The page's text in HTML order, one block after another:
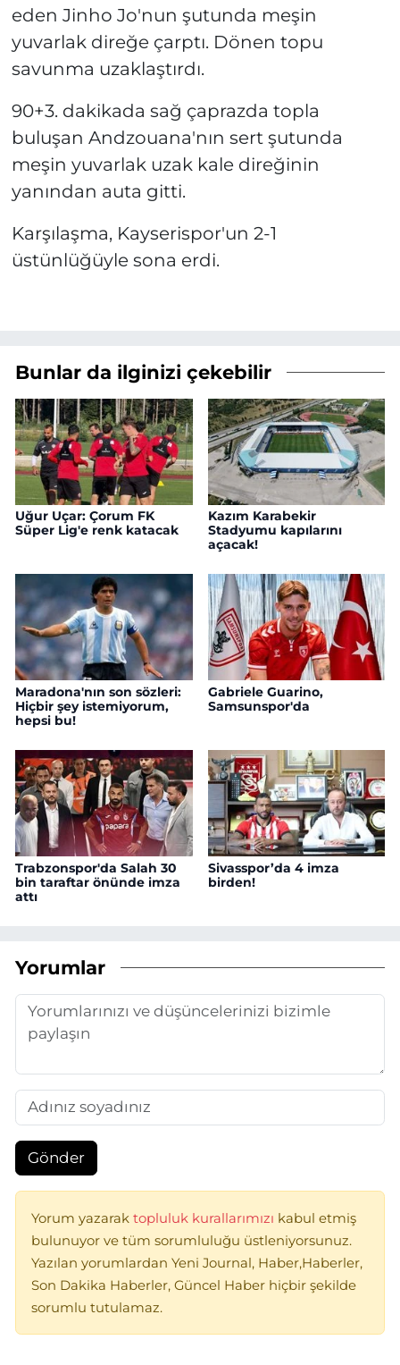
eden Jinho Jo'nun şutunda meşin
yuvarlak direğe çarptı. Dönen topu
savunma uzaklaştırdı.
90+3. dakikada sağ çaprazda topla
buluşan Andzouana'nın sert şutunda
meşin yuvarlak uzak kale direğinin
yanından auta gitti.
Karşılaşma, Kayserispor'un 2-1
üstünlüğüyle sona erdi.
Bunlar da ilginizi çekebilir
Uğur Uçar: Çorum FK
Süper Lig'e renk katacak
Kazım Karabekir
Stadyumu kapılarını
açacak!
Maradona'nın son sözleri:
Hiçbir şey istemiyorum,
hepsi bu!
Gabriele Guarino,
Samsunspor'da
Trabzonspor'da Salah 30
bin taraftar önünde imza
attı
Sivasspor’da 4 imza
birden!
Yorumlar
Gönder
Yorum yazarak topluluk kurallarımızı kabul etmiş
bulunuyor ve tüm sorumluluğu üstleniyorsunuz.
Yazılan yorumlardan Yeni Journal, Haber,Haberler,
Son Dakika Haberler, Güncel Haber hiçbir şekilde
sorumlu tutulamaz.